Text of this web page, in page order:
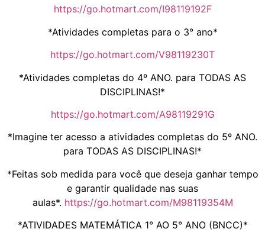
https://go.hotmart.com/I98119192F
*Atividades completas para o 3° ano*
https://go.hotmart.com/V98119230T
*Atividades completas do 4º ANO. para TODAS AS
DISCIPLINAS!*
https://go.hotmart.com/A98119291G
*Imagine ter acesso a atividades completas do 5º ANO.
para TODAS AS DISCIPLINAS!*
*Feitas sob medida para você que deseja ganhar tempo
e garantir qualidade nas suas
aulas*. https://go.hotmart.com/M98119354M
*ATIVIDADES MATEMÁTICA 1° AO 5° ANO (BNCC)*